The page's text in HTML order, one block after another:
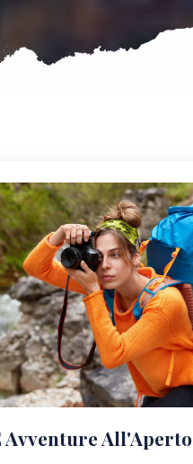
Avventure All'Aperto